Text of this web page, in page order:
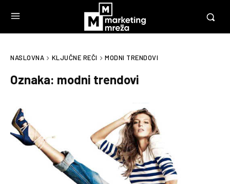
NASLOVNA KLJUČNE REČI MODNI TRENDOVI
Oznaka: modni trendovi